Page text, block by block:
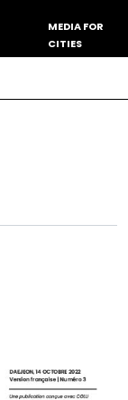
MEDIA FOR
CITIES